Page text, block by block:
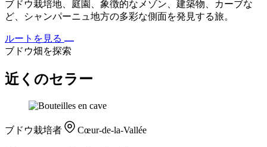
ブドウ栽培地、庭園、象徴的なメゾン、建築物、カーブな
ど、シャンパーニュ地方の多彩な側面を発見する旅。
ルートを見る
ブドウ畑を探索
近くのセラー
ブドウ栽培者 Cœur-de-la-Vallée